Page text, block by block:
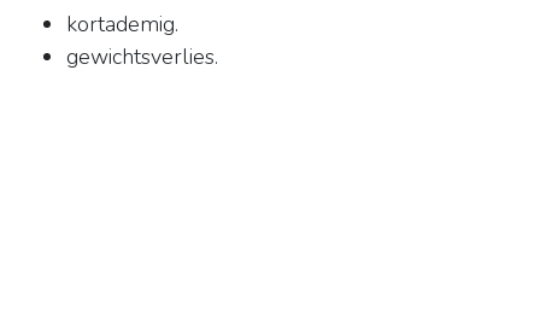
kortademig.
gewichtsverlies.